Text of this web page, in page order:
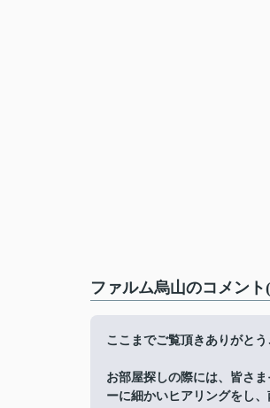
ファルム烏山のコメン
ここまでご覧頂きありがとう
お部屋探しの際には、皆さ
ーに細かいヒアリングをし